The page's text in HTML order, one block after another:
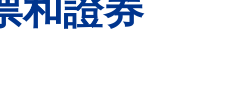
和證券